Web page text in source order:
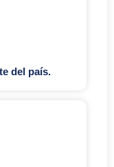
del país.